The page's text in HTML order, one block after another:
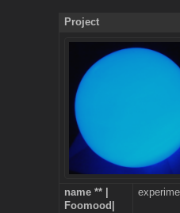
Project
name ** |
Foomood|